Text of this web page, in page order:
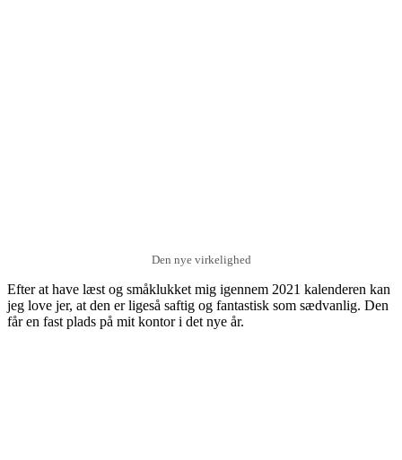
Den nye virkelighed
Efter at have læst og småklukket mig igennem 2021 kalenderen kan
jeg love jer, at den er ligeså saftig og fantastisk som sædvanlig. Den
får en fast plads på mit kontor i det nye år.